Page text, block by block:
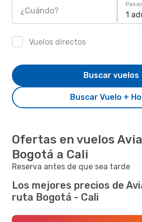
¿Cuándo? 1
Vuelos directos
Buscar Vuelo +
Buscar vuelos
Ofertas en vuelos
Bogotá a Cali
Reserva antes de que sea tarde
Los mejores precios de
ruta Bogotá - Cali